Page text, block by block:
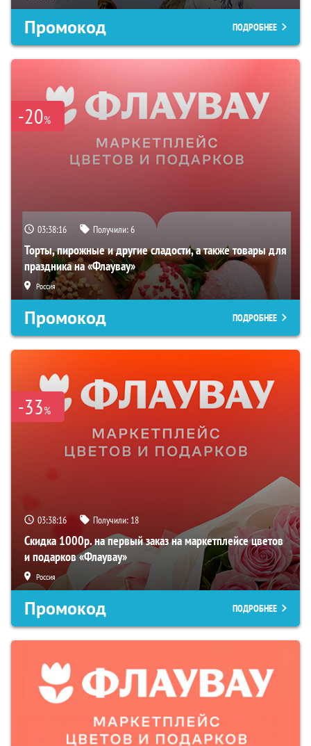
Промокод ПОДРОБНЕЕ
-20%
03:38:15 Получили:6
Торты, пирожные и другие сладости, а также товары для
праздника на «Флаувау»
Россия
Промокод ПОДРОБНЕЕ
-33%
03:38:15 Получили: 18
Скидка 1000р. на первый заказ на маркетплейсе цветов
и подарков «Флаувау»
Россия
Промокод ПОДРОБНЕЕ